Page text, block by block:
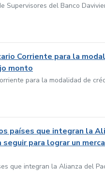
Supervisores del Banco
Corriente para la
monto
para la modalidad de
países que integran la
para lograr un
que integran la Alianza del